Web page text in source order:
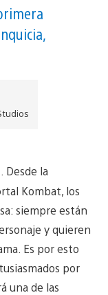
Desde la
Kombat, los
siempre están
y quieren
Es por esto
por
una de las